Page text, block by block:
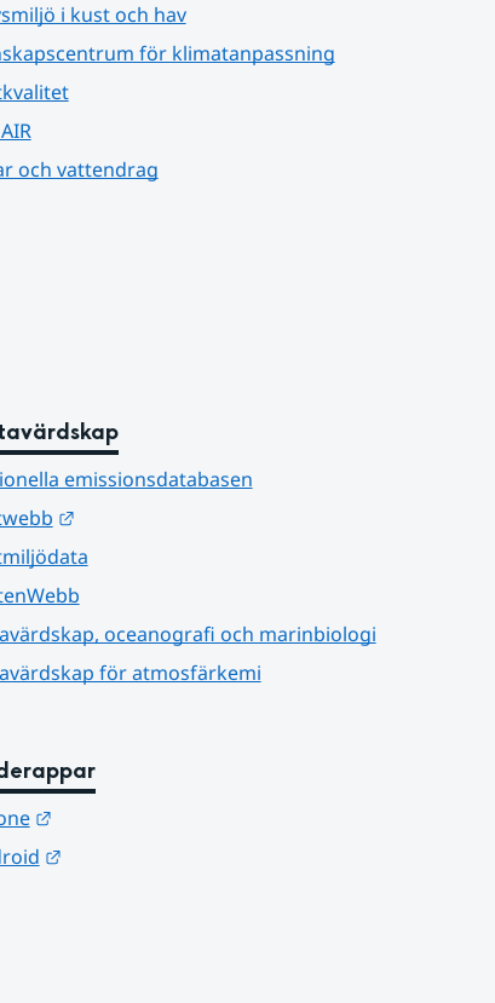
i kust och hav
för klimatanpassning
och vattendrag
emissionsdatabasen
Länk till annan webbplats.
oceanografi och marinbiologi
för atmosfärkemi
Länk till annan webbplats.
Länk till annan webbplats.